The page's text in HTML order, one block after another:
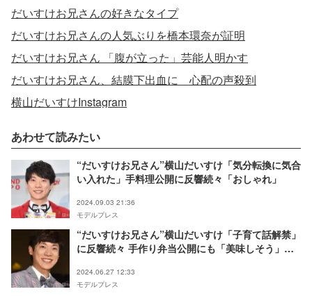
だいすけお兄さんの好きなタイプ
だいすけお兄さんの人気ぶりを橋本環奈が証明
だいすけお兄さん 「腹が立った」芸能人明かす
だいすけお兄さん、結膜下出血に 心配の声殺到
横山だいすけInstagram
あわせて読みたい
“だいすけお兄さん”横山だいすけ「気分転換に気合
い入れた」手料理公開に反響続々「おしゃれ」
2024.09.03 21:36
モデルプレス
“だいすけお兄さん”横山だいすけ「子育て話解禁」
に反響続々 手作り弁当公開にも「美味しそう」の
2024.06.27 12:33
モデルプレス